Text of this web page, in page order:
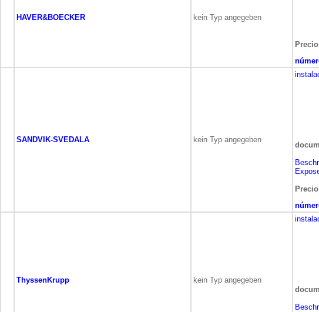
HAVER&BOECKER kein Typ angegeben
SANDVIK-SVEDALA kein Typ angegeben
ThyssenKrupp kein Typ angegeben